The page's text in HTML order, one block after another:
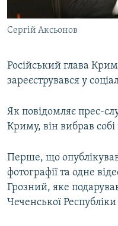
СВІДЧЕННЯ ОКУПАЦІЇ
Русский
Усі сайти RFE/RL
Сергій Аксьонов
Російський глава
зареєструвався у
Як повідомляє прес-
Криму, він вибрав
Перше, що
фотографії та одне
Грозний, яке
Чеченської